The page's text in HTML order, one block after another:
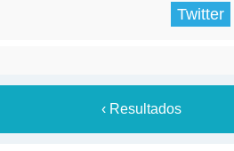
Twitter
‹ Resultados